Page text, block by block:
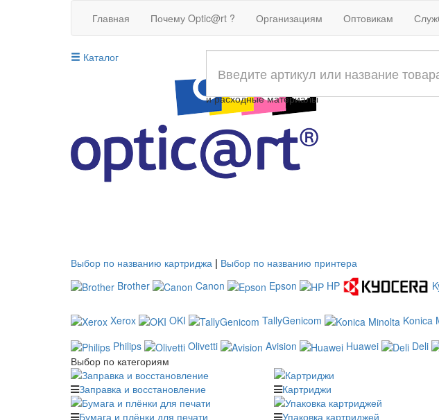
Главная Почему Optic@rt ? Организациям Оптовикам
Каталог
Совместимые картриджи
и расходные материалы
Выбор по названию картриджа | Выбор по названию принтера
Brother
Canon Epson HP
Xerox OKI TallyGenicom Konica
Philips
Olivetti Avision Huawei Deli
Выбор по категориям
Заправка и восстановление
Картриджи
Бумага и плёнки для печати
Упаковка картриджей